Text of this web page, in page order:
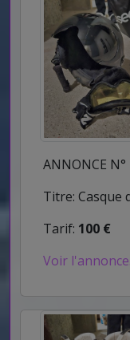
ANNONCE
Titre: Casque
Tarif: 100 €
Voir